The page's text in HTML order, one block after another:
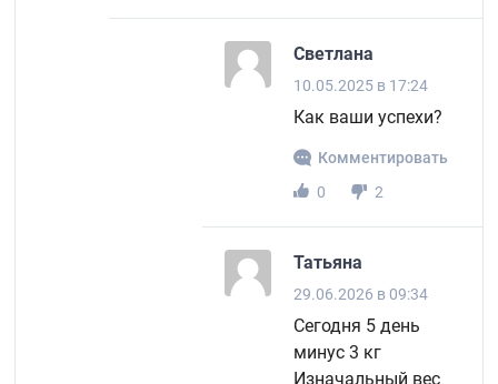
Светлана
10.05.2025 в 17:24
Как ваши успехи?
Комментировать
0
2
Татьяна
29.06.2026 в 09:34
Сегодня 5 день
минус 3 кг
Изначальный вес